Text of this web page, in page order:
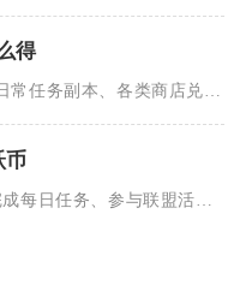
得
常任务副本、各类商店兑
币
每日任务、参与联盟活